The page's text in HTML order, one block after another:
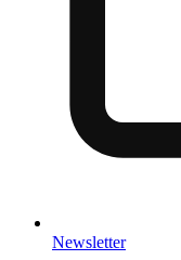
Newsletter